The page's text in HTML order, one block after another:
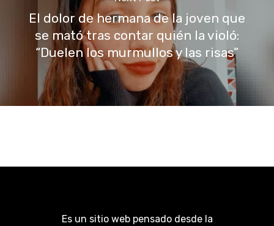
El dolor de hermana de la joven que
se mató tras contar quién la violó:
“Duelen los murmullos y las risas”
Es un sitio web pensado desde la